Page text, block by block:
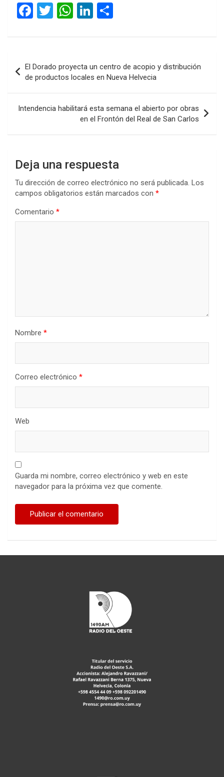
F
ce
o
o
k
T
tt
W
at
A
p
p
Li
ke
n
m
ar
tir
de
entradas
El Dorado proyecta un centro de acopio y distribución
de productos locales en Nueva Helvecia
Intendencia habilitará esta semana el abierto por obras
en el Frontón del Real de San Carlos
Deja una respuesta
Tu dirección de correo electrónico no será publicada. Los
campos obligatorios están marcados con *
Comentario *
Nombre *
Correo electrónico *
Web
Guarda mi nombre, correo electrónico y web en este
navegador para la próxima vez que comente.